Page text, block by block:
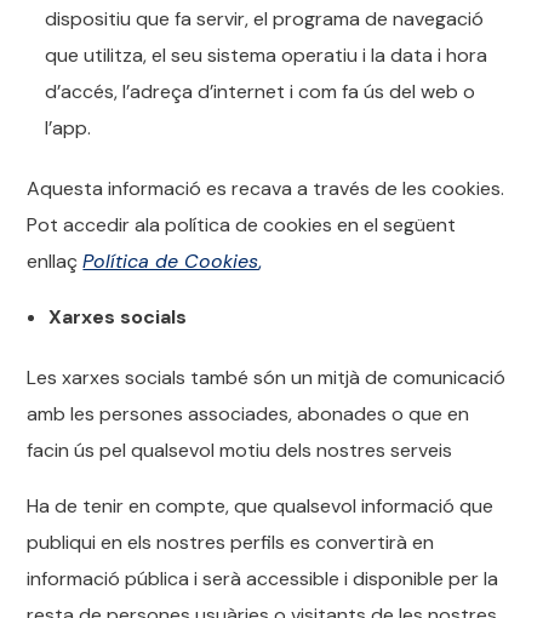
dispositiu que fa servir, el programa de navegació
que utilitza, el seu sistema operatiu i la data i hora
d’accés, l’adreça d’internet i com fa ús del web o
l’app.
Aquesta informació es recava a través de les cookies.
Pot accedir ala política de cookies en el següent
enllaç Política de Cookies,
Xarxes socials
Les xarxes socials també són un mitjà de comunicació
amb les persones associades, abonades o que en
facin ús pel qualsevol motiu dels nostres serveis
Ha de tenir en compte, que qualsevol informació que
publiqui en els nostres perfils es convertirà en
informació pública i serà accessible i disponible per la